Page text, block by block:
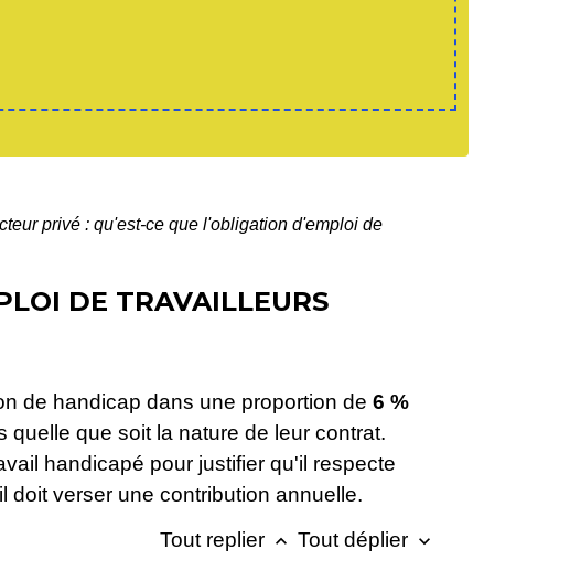
privé : qu'est-ce que l'obligation d'emploi de
DE TRAVAILLEURS
de handicap dans une proportion de 6 %
que soit la nature de leur contrat.
handicapé pour justifier qu'il respecte
doit verser une contribution annuelle.
Tout replier keyboard_arrow_up Tout déplier keyboard_arrow_down